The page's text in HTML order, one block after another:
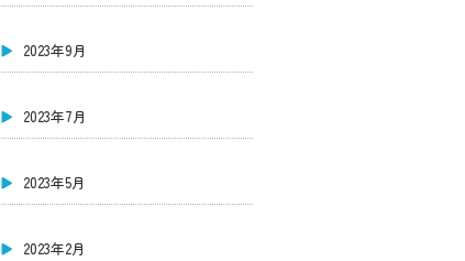
2023年9月
2023年7月
2023年5月
2023年2月